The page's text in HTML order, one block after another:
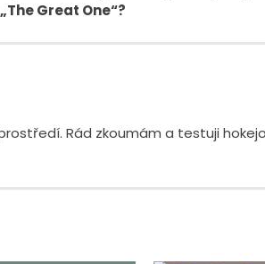
Great One“?
Rád zkoumám a testuji